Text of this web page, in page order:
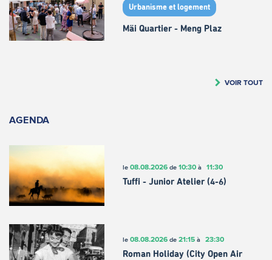
Urbanisme et logement
Mäi Quartier - Meng Plaz
VOIR TOUT
AGENDA
le 08.08.2026de 10:30à 11:30
Tuffi - Junior Atelier (4-6)
le 08.08.2026de 21:15à 23:30
Roman Holiday (City Open Air